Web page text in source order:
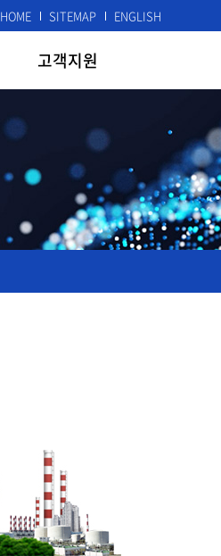
HOME SITEMAP ENGLISH
고객지원